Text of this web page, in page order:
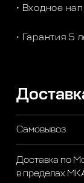
• Входное
• Гарантия 5
Самовывоз
Доставка по
в пределах